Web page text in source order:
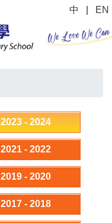
中 EN
2023 - 2024
2021 - 2022
2019 - 2020
2017 - 2018